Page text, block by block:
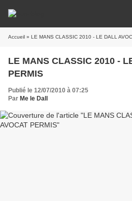
Accueil » LE MANS CLASSIC 2010 - LE DALL
LE MANS CLASSIC 2010 -
PERMIS
Publié le 12/07/2010 à 07:25
Par Me le Dall